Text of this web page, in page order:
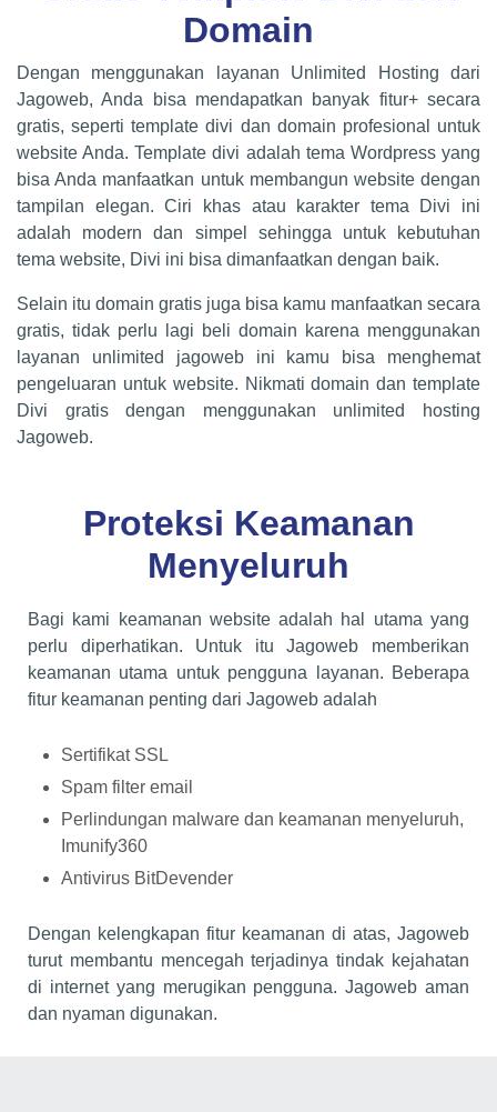
Domain
Dengan menggunakan layanan Unlimited Hosting dari
Jagoweb, Anda bisa mendapatkan banyak fitur+ secara
gratis, seperti template divi dan domain profesional untuk
website Anda. Template divi adalah tema Wordpress yang
bisa Anda manfaatkan untuk membangun website dengan
tampilan elegan. Ciri khas atau karakter tema Divi ini
adalah modern dan simpel sehingga untuk kebutuhan
tema website, Divi ini bisa dimanfaatkan dengan baik.
Selain itu domain gratis juga bisa kamu manfaatkan secara
gratis, tidak perlu lagi beli domain karena menggunakan
layanan unlimited jagoweb ini kamu bisa menghemat
pengeluaran untuk website. Nikmati domain dan template
Divi gratis dengan menggunakan unlimited hosting
Jagoweb.
Proteksi Keamanan
Menyeluruh
Bagi kami keamanan website adalah hal utama yang
perlu diperhatikan. Untuk itu Jagoweb memberikan
keamanan utama untuk pengguna layanan. Beberapa
fitur keamanan penting dari Jagoweb adalah
Sertifikat SSL
Spam filter email
Perlindungan malware dan keamanan menyeluruh,
Imunify360
Antivirus BitDevender
Dengan kelengkapan fitur keamanan di atas, Jagoweb
turut membantu mencegah terjadinya tindak kejahatan
di internet yang merugikan pengguna. Jagoweb aman
dan nyaman digunakan.